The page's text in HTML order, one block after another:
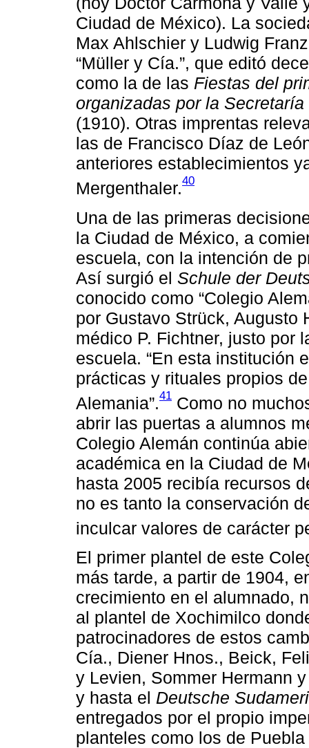
Ciudad de México). La
Max Ahlschier y Ludwig
“Müller y Cía.”, que editó
como la de las Fiestas del
organizadas por la
(1910). Otras imprentas
las de Francisco Díaz de
anteriores establecimientos
Mergenthaler.40
Una de las primeras
la Ciudad de México, a
escuela, con la intención de
Así surgió el Schule der
conocido como “Colegio
por Gustavo Strück, Augusto
médico P. Fichtner, justo por
escuela. “En esta institución
prácticas y rituales propios
Alemania”.41 Como no
abrir las puertas a alumnos
Colegio Alemán continúa
académica en la Ciudad de
hasta 2005 recibía recursos
no es tanto la conservación
inculcar valores de carácter
El primer plantel de este
más tarde, a partir de 1904,
crecimiento en el alumnado,
al plantel de Xochimilco
patrocinadores de estos
Cía., Diener Hnos., Beick,
y Levien, Sommer Hermann
y hasta el Deutsche
entregados por el propio
planteles como los de